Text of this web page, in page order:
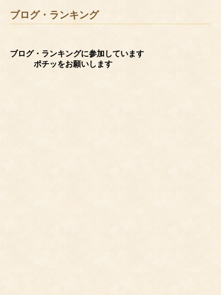
ブログ・ランキング
ブログ・ランキングに参加しています
ポチッをお願いします